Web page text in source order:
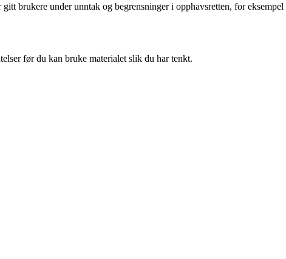
brukere under unntak og begrensninger i opphavsretten, for
før du kan bruke materialet slik du har tenkt.